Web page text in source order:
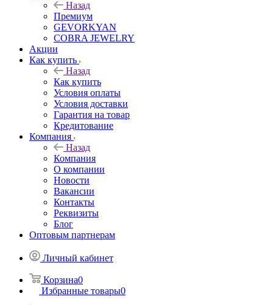
Назад
Премиум
GEVORKYAN
COBRA JEWELRY
Акции
Как купить
Назад
Как купить
Условия оплаты
Условия доставки
Гарантия на товар
Кредитование
Компания
Назад
Компания
О компании
Новости
Вакансии
Контакты
Реквизиты
Блог
Оптовым партнерам
Личный кабинет
Корзина0
Избранные товары0